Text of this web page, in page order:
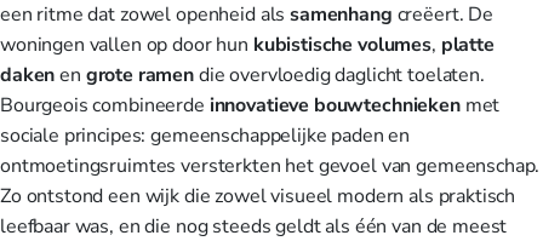
een ritme dat zowel openheid alssamenhang creëert. De
woningen vallen op door hun kubistische volumes, platte
dakenen grote ramendie overvloedig daglicht toelaten.
Bourgeois combineerde innovatieve bouwtechniekenmet
sociale principes: gemeenschappelijke paden en
ontmoetingsruimtes versterkten het gevoel van gemeenschap.
Zo ontstond een wijk die zowel visueel modern als praktisch
leefbaar was, en die nog steeds geldt als één van de meest